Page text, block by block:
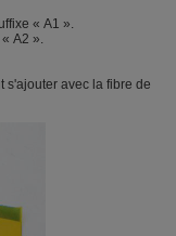
« A1 ».
A2 ».
avec la fibre de